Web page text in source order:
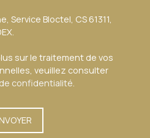
Service Bloctel, CS 61311,
sur le traitement de vos
veuillez consulter
confidentialité